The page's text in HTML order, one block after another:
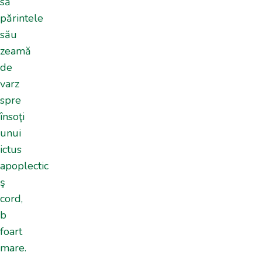
părintele
său
zeamă
de
varz
spre
însoţi
unui
ictus
apoplectic
ş
cord,
b
foart
mare.